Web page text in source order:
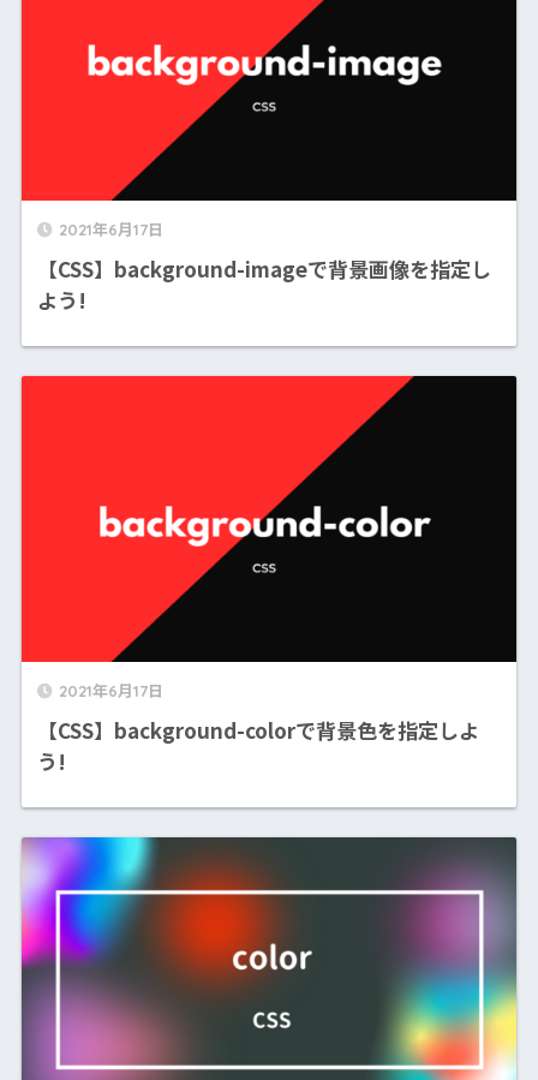
2021年6月17日
【CSS】background-imageで背景画像を指定し
よう!
2021年6月17日
【CSS】background-colorで背景色を指定しよ
う!